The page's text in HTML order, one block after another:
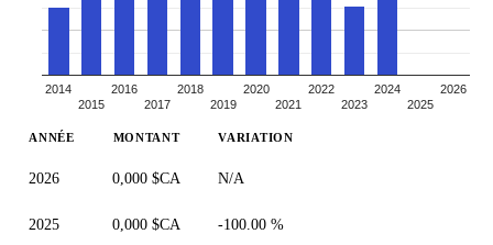
2014
2015
2016
2017
2018
2019
2020
2021
2022
2023
2024
2025
2026
ANNÉE MONTANT VARIATION
2026 0,000 $CA N/A
2025 0,000 $CA -100.00 %